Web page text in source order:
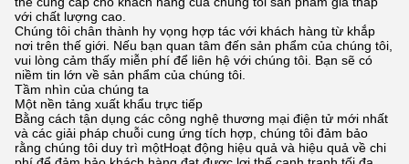
với chất lượng cao.
Chúng tôi chân thành hy vọng hợp tác với khách hàng từ khắp
nơi trên thế giới. Nếu bạn quan tâm đến sản phẩm của chúng tôi,
vui lòng cảm thấy miễn phí để liên hệ với chúng tôi. Bạn sẽ có
niềm tin lớn về sản phẩm của chúng tôi.
Tầm nhìn của chúng ta
Một nền tảng xuất khẩu trực tiếp
Bằng cách tận dụng các công nghệ thương mại điện tử mới nhất
và các giải pháp chuỗi cung ứng tích hợp, chúng tôi đảm bảo
rằng chúng tôi duy trì mộtHoạt động hiệu quả và hiệu quả về chi